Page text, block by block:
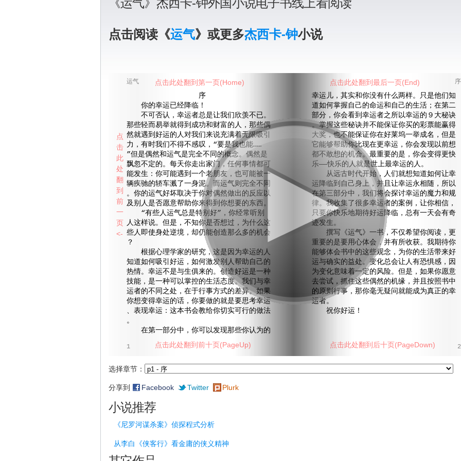
《运气》杰西卡-钟外国小说电子书线上看阅读
点击阅读《运气》或更多杰西卡-钟小说
运气 序
序
你的幸运已经降临！
不可否认，幸运者总是让我们欣羡不已。
那些轻而易举就得到成功和财富的人，那些偶
然就遇到好运的人对我们来说充满着无限吸引
力，有时我们不得不感叹，“要是我也能……
”但是偶然和运气是完全不同的概念。偶然是
飘忽不定的。每天你走出家门，任何事情都可
能发生：你可能遇到一个老朋友，也可能被一
辆疾驰的轿车溅了一身泥。而运气则完全不同
。你的运气好坏取决于你对偶然做出的反应以
及别人是否愿意帮助你来得到你想要的东西。
“有些人运气总是特别好”，你经常听别
人这样说。但是，不知你是否想过，为什么这
些人即使身处逆境，却仍能创造那么多的机会
？
根据心理学家的研究，这是因为幸运的人
知道如何吸引好运，如何激发别人帮助自己的
热情。幸运不是与生俱来的。创造好运是一种
技能，是一种可以掌控的生活态度。我们与幸
运者的不同之处，在于行事方式的差异。如果
你想变得幸运的话，你要做的就是要思考幸运
、表现幸运：这本书会教给你切实可行的做法
。
在第一部分中，你可以发现那些你认为的
幸运儿，其实和你没有什么两样。只是他们知
道如何掌握自己的命运和自己的生活；在第二
部分，你会看到幸运者之所以幸运的９大秘诀
。掌握这些秘诀并不能保证你买的彩票能赢得
大奖，也不能保证你在好莱坞一举成名，但是
它能够帮助你比现在更幸运，你会发现以前想
都不敢想的机会。最重要的是，你会变得更快
乐——快乐的人就是世上最幸运的人。
从远古时代开始，人们就想知道如何让幸
运降临到自己身上，并且让幸运永相随，所以
在第三部分中，我们将会探讨幸运的魔力和规
律。我收集了很多幸运者的案例，让你相信，
只要你快乐地期待好运降临，总有一天会有奇
迹发生。
撰写《运气》一书，不仅希望你阅读，更
重要的是要用心体会，并有所收获。我期待你
能够体会书中的这些观念，为你的生活带来好
运与确实的益处。变化总会让人有恐惧感，因
为变化意味着一定的风险。但是，如果你愿意
去尝试，抓住这些偶然的机缘，并且按照书中
的原则行事，那你毫无疑问就能成为真正的幸
运者。
祝你好运！
1 2
选择章节：
分享到 Facebook Twitter Plurk
点击此处翻到第一页(Home) 点击此处翻到最后一页(End)
点击此处翻到前十页(PageUp) 点击此处翻到后十页(PageDown)
点
击
此
处
翻
到
前
一
页
<-
小说推荐
《尼罗河谋杀案》侦探程式分析
从李白《侠客行》看金庸的侠义精神